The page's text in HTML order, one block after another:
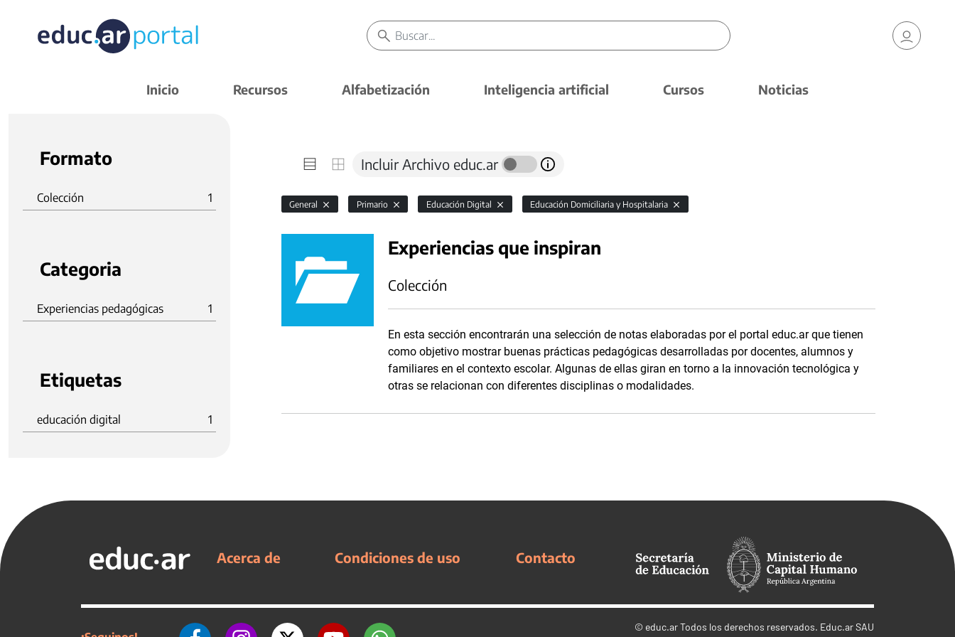
Inicio Recursos Alfabetización Inteligencia artificial Cursos Noticias
Formato
Colección 1
Categoria
Experiencias pedagógicas 1
Etiquetas
educación digital 1
Incluir Archivo educ.ar
General Primario Educación Digital Educación Domiciliaria y Hospitalaria
Experiencias que inspiran
Colección
En esta sección encontrarán una selección de notas elaboradas por el portal educ.ar que tienen
como objetivo mostrar buenas prácticas pedagógicas desarrolladas por docentes, alumnos y
familiares en el contexto escolar. Algunas de ellas giran en torno a la innovación tecnológica y
otras se relacionan con diferentes disciplinas o modalidades.
Acerca de Condiciones de uso Contacto
© educ.arTodos los derechos reservados. Educ.ar SAU